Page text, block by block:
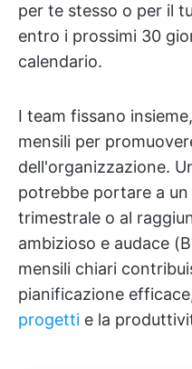
per te stesso o per il
entro i prossimi 30
calendario.
I team fissano
mensili per
dell'organizzazione.
potrebbe portare a un
trimestrale o al
ambizioso e audace
mensili chiari
pianificazione
progetti e la